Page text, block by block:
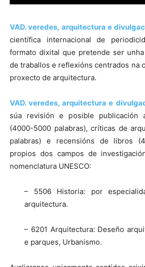
VAD. veredes, arquitectura e
científica internacional de
formato dixital que pretende ser
de traballos e reflexións centrados na
proxecto de arquitectura.
VAD. veredes, arquitectura e
súa revisión e posible publicación
(4000-5000 palabras), críticas de
palabras) e recensións de libros
propios dos campos de
nomenclatura UNESCO:
– 5506 Historia: por
arquitectura.
– 6201 Arquitectura: Deseño
e parques, Urbanismo.